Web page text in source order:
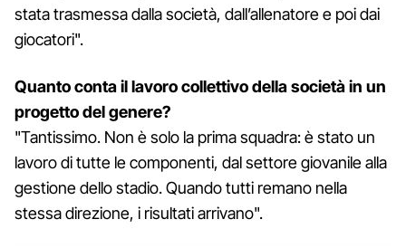
stata trasmessa dalla società, dall’allenatore e poi dai
giocatori".
Quanto conta il lavoro collettivo della società in un
progetto del genere?
"Tantissimo. Non è solo la prima squadra: è stato un
lavoro di tutte le componenti, dal settore giovanile alla
gestione dello stadio. Quando tutti remano nella
stessa direzione, i risultati arrivano".